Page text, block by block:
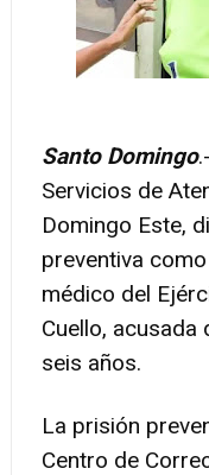
Santo Domingo
Servicios de
Domingo Este,
preventiva
médico del
Cuello, acusada
seis años.
La prisión
Centro de